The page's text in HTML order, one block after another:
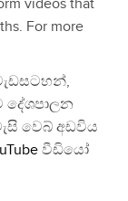
videos that
For more
දේශපාලන
වෙබ් අඩවිය
වීඩියෝ